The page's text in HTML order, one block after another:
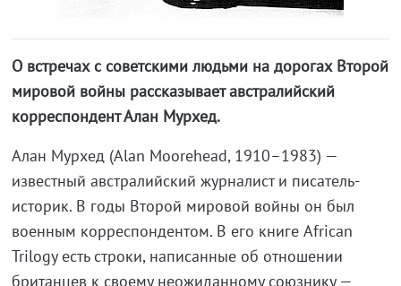
О встречах с советскими людьми на дорогах Второй
мировой войны рассказывает австралийский
корреспондент Алан Мурхед.
Алан Мурхед (Alan Moorehead, 1910–1983) —
известный австралийский журналист и писатель-
историк. В годы Второй мировой войны он был
военным корреспондентом. В его книге African
Trilogy есть строки, написанные об отношении
британцев к своему неожиданному союзнику —